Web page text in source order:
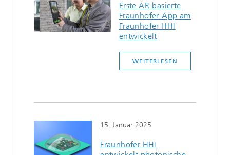
Erste AR-basierte
Fraunhofer-App am
Fraunhofer HHI
entwickelt
WEITERLESEN
15. Januar 2025
Fraunhofer HHI